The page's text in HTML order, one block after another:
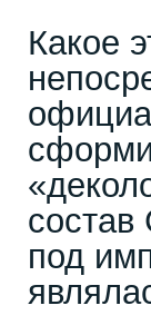
Какое
состав
под